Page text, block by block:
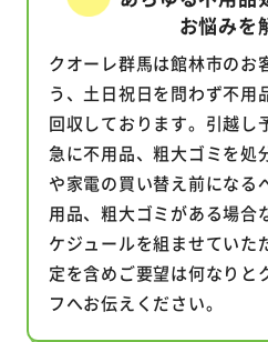
お悩みを
クオーレ群馬は館林市のお
う、土日祝日を問わず不用
回収しております。引越し
急に不用品、粗大ゴミを処
や家電の買い替え前になる
用品、粗大ゴミがある場合
ケジュールを組ませていた
定を含めご要望は何なりと
フへお伝えください。